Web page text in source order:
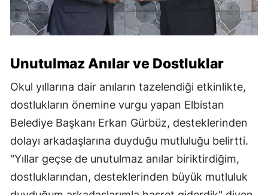
Unutulmaz Anılar ve Dostluklar
Okul yıllarına dair anıların tazelendiği etkinlikte,
dostlukların önemine vurgu yapan Elbistan
Belediye Başkanı Erkan Gürbüz, desteklerinden
dolayı arkadaşlarına duyduğu mutluluğu belirtti.
"Yıllar geçse de unutulmaz anılar biriktirdiğim,
dostluklarından, desteklerinden büyük mutluluk